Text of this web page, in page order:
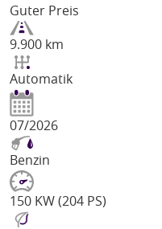
Guter Preis
9.900 km
Automatik
07/2026
Benzin
150 KW (204 PS)